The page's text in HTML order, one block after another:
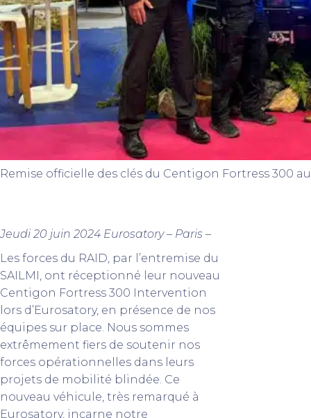
Remise officielle des clés du Centigon Fortress 300
Jeudi 20 juin 2024 Eurosatory – Paris –
Les forces du RAID, par l’entremise du
SAILMI, ont réceptionné leur nouveau
Centigon Fortress 300 Intervention
lors d’Eurosatory, en présence de nos
équipes sur place. Nous sommes
extrêmement fiers de soutenir nos
forces opérationnelles dans leurs
projets de mobilité blindée. Ce
nouveau véhicule, très remarqué à
Eurosatory, incarne notre